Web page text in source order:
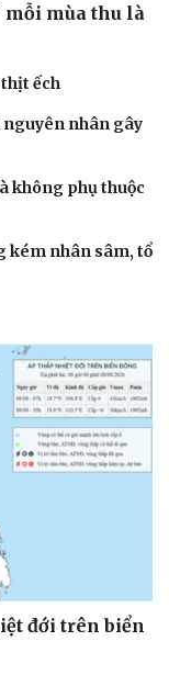
mỗi mùa thu là
ếch
nguyên nhân gây
không phụ thuộc
kém nhân sâm, tổ
đới trên biển